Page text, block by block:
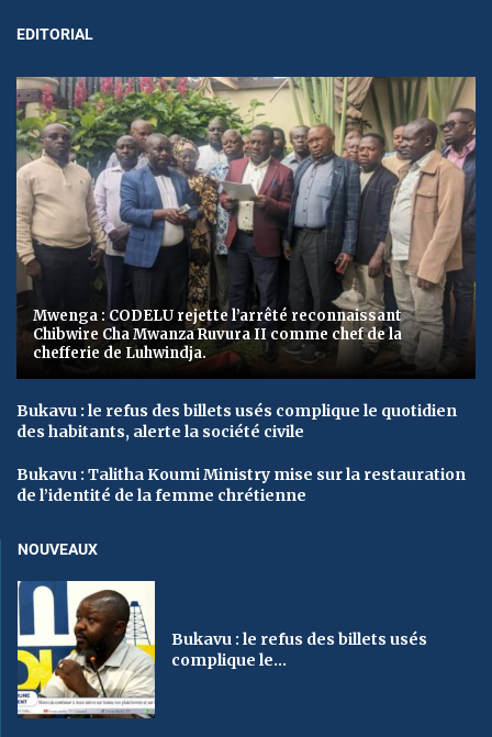
EDITORIAL
Mwenga : CODELU rejette l’arrêté reconnaissant
Chibwire Cha Mwanza Ruvura II comme chef de la
chefferie de Luhwindja.
Bukavu : le refus des billets usés complique le quotidien
des habitants, alerte la société civile
Bukavu : Talitha Koumi Ministry mise sur la restauration
de l’identité de la femme chrétienne
NOUVEAUX
Bukavu : le refus des billets usés
complique le...